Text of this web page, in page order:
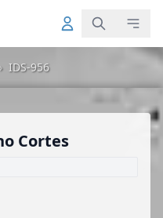
› IDS-956
Cortes